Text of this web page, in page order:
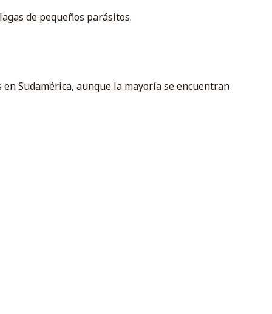
de pequeños parásitos.
Sudamérica, aunque la mayoría se encuentran